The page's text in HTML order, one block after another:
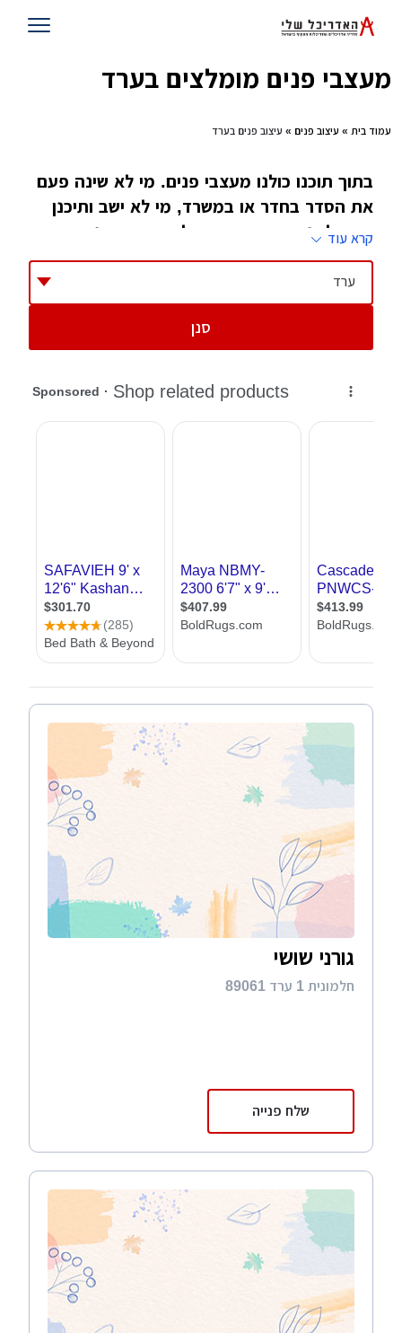
מעצבי פנים מומלצים בערד
עמוד בית » עיצוב פנים » עיצוב פנים בערד
בתוך תוכנו כולנו מעצבי פנים. מי לא שינה פעם
את הסדר בחדר או במשרד, מי לא ישב ותיכנן
כיצד לשנות את העיצוב של הבית מבפנים. רק
מעטים הלכו ולמדו את זה. הם גם הטובים ביותר
בתחום
ספק אם כאשר המציאו המקצוע עיצוב פנים, מישהו
עיצוב פנים מגלם בתוכו הכל, עיצוב של מבנה
הבית מבפנים, מיקום הרהיטים, עיצוב החדרים,
עיצוב קירות ומה לא. אך עם הזמן התפתחו להם
ובכן, בזמן שאדריכלות עוסקת בעיצוב המבנה
כולו, עיצוב פנים אחראי רק על
עיצוב החללים
הפנימיים
. הם יתעסקו יותר עם היופי ופחות עם
העיצוב מהזוויות ההנדסיות שלו. זה כמובן לא
מפחית מחשיבותם, ולמען האמת, כאשר בוחנים
בית, יש מי שממהר לבחון אותו קודם מבפנים ואחר
כך את המבנה שלו.
קרא עוד
ערד
סנן
גורני שושי
חלמונית 1 ערד 89061
שלח פנייה